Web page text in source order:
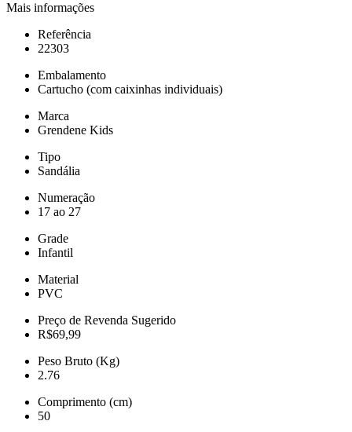
Mais informações
Referência
22303
Embalamento
Cartucho (com caixinhas individuais)
Marca
Grendene Kids
Tipo
Sandália
Numeração
17 ao 27
Grade
Infantil
Material
PVC
Preço de Revenda Sugerido
R$69,99
Peso Bruto (Kg)
2.76
Comprimento (cm)
50